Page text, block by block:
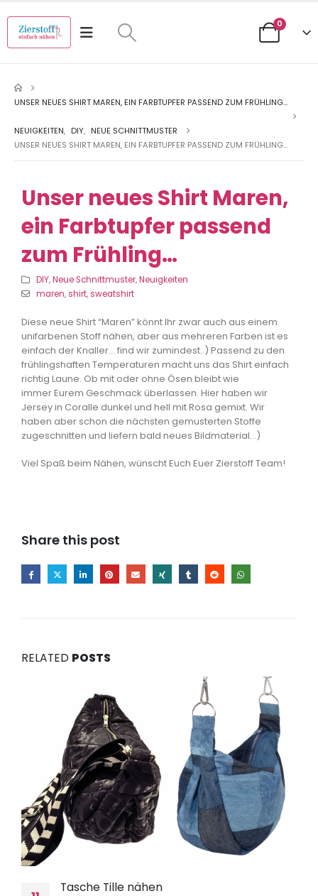
0
UNSER NEUES SHIRT MAREN, EIN FARBTUPFER PASSEND ZUM FRÜHLING…
NEUIGKEITEN, DIY, NEUE SCHNITTMUSTER
UNSER NEUES SHIRT MAREN, EIN FARBTUPFER PASSEND ZUM FRÜHLING…
Unser neues Shirt Maren,
ein Farbtupfer passend
zum Frühling…
DIY,Neue Schnittmuster,Neuigkeiten
maren,shirt,sweatshirt
Diese neue Shirt “Maren” könnt Ihr zwar auch aus einem
unifarbenen Stoff nähen, aber aus mehreren Farben ist es
einfach der Knaller… find wir zumindest..) Passend zu den
frühlingshaften Temperaturen macht uns das Shirt einfach
richtig Laune. Ob mit oder ohne Ösen bleibt wie
immer Eurem Geschmack überlassen. Hier haben wir
Jersey in Coralle dunkel und hell mit Rosa gemixt. Wir
haben aber schon die nächsten gemusterten Stoffe
zugeschnitten und liefern bald neues Bildmaterial…)
Viel Spaß beim Nähen, wünscht Euch Euer Zierstoff Team!
Share this post
RELATED POSTS
Tasche Tille nähen